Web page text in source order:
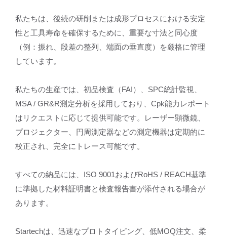
私たちは、後続の研削または成形プロセスにおける安定
性と工具寿命を確保するために、重要な寸法と同心度
（例：振れ、段差の整列、端面の垂直度）を厳格に管理
しています。
私たちの生産では、初品検査（FAI）、SPC統計監視、
MSA / GR&R測定分析を採用しており、Cpk能力レポート
はリクエストに応じて提供可能です。レーザー顕微鏡、
プロジェクター、円周測定器などの測定機器は定期的に
校正され、完全にトレース可能です。
すべての納品には、ISO 9001およびRoHS / REACH基準
に準拠した材料証明書と検査報告書が添付される場合が
あります。
Startechは、迅速なプロトタイピング、低MOQ注文、柔